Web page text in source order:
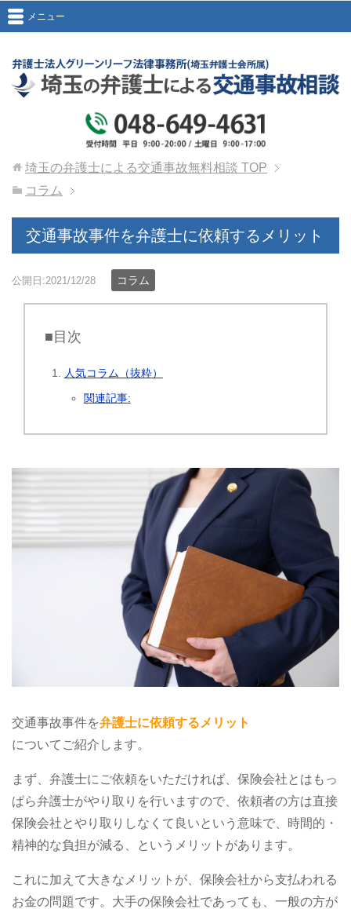
メニュー
埼玉の弁護士による交通事故無料相談 TOP
コラム
交通事故事件を弁護士に依頼するメリット
公開日:2021/12/28 コラム
■目次
人気コラム（抜粋）
関連記事:
交通事故事件を弁護士に依頼するメリット
についてご紹介します。
まず、弁護士にご依頼をいただければ、保険会社とはもっ
ぱら弁護士がやり取りを行いますので、依頼者の方は直接
保険会社とやり取りしなくて良いという意味で、時間的・
精神的な負担が減る、というメリットがあります。
これに加えて大きなメリットが、保険会社から支払われる
お金の問題です。大手の保険会社であっても、一般の方が